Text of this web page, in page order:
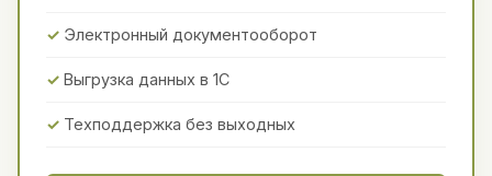
Электронный документооборот
Выгрузка данных в 1С
Техподдержка без выходных